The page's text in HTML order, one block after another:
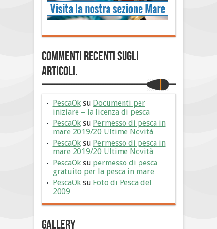
Commenti Recenti sugli
articoli.
PescaOksu Documenti per
iniziare – la licenza di pesca
PescaOksu Permesso di pesca in
mare 2019/20 Ultime Novità
PescaOksu Permesso di pesca in
mare 2019/20 Ultime Novità
PescaOksu permesso di pesca
gratuito per la pesca in mare
PescaOksu Foto di Pesca del
2009
Gallery